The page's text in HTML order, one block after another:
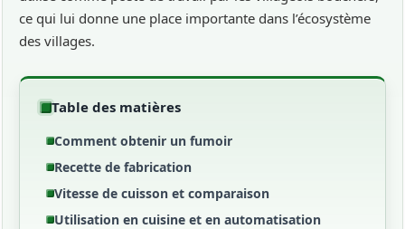
ce qui lui donne une place importante dans l’écosystème
des villages.
Table des matières
Comment obtenir un fumoir
Recette de fabrication
Vitesse de cuisson et comparaison
Utilisation en cuisine et en automatisation